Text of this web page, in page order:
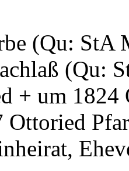
(Qu:
(Qu:
+ um 1824
Ottoried